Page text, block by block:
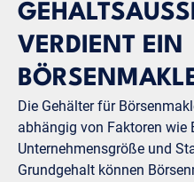
VERDIENT EIN
Die Gehälter für
abhängig von Faktoren wie
Unternehmensgröße und
Grundgehalt können